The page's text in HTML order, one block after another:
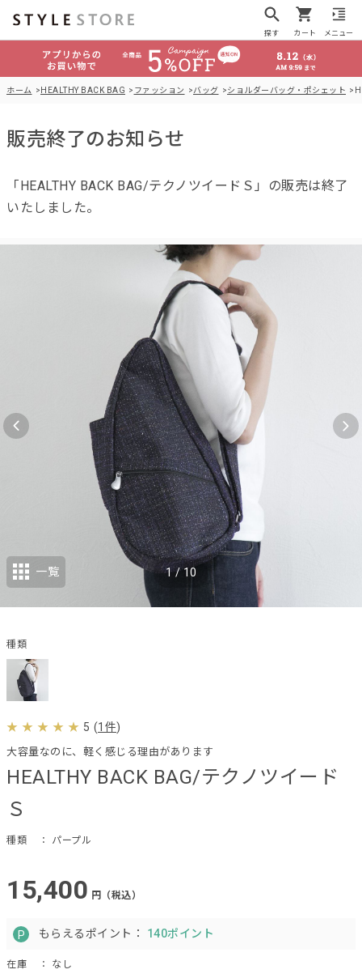
探す カート メニュー
ホーム HEALTHY BACK BAG ファッション バッグ ショルダーバッグ・ポシェット
販売終了のお知らせ
「HEALTHY BACK BAG/テクノツイードＳ」の販売は終了
いたしました。
HEALTHY BACK BAG/テクノツイード
Ｓ
大容量なのに、軽く感じる理由があります
種類 ： パープル
5 (1件)
15,400 円（税込）
もらえるポイント： 140ポイント
在庫 ： なし
1/10
一覧
種類